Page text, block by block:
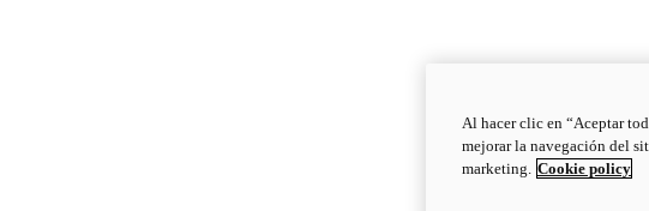
Al hacer clic en “Aceptar
mejorar la navegación del
marketing. Cookie policy